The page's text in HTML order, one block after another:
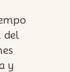
del
y